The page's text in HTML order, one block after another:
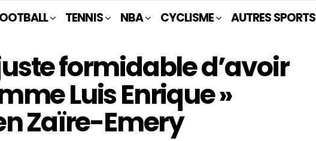
TENNIS NBA CYCLISME AUTRES SPORTS
juste formidable d’avoir
Luis Enrique »
Zaïre-Emery